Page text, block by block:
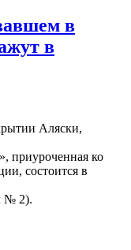
в
в
приуроченная ко
состоится в
№ 2).